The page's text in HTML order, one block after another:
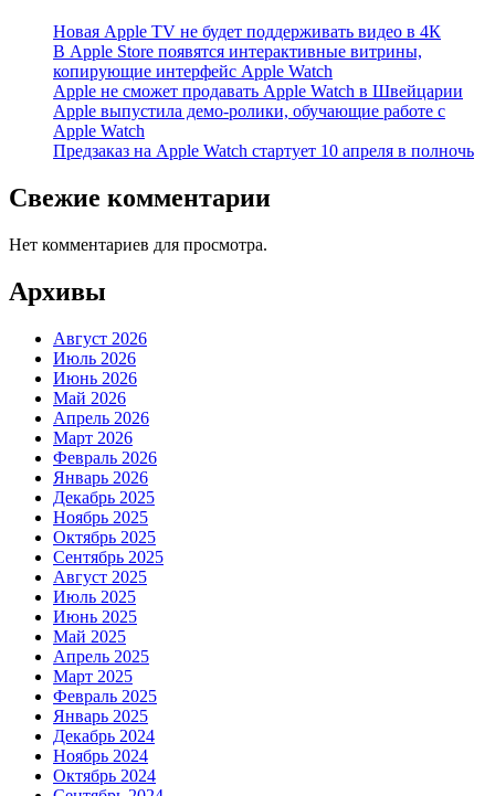
Новая Apple TV не будет поддерживать видео в 4К
В Apple Store появятся интерактивные витрины,
копирующие интерфейс Apple Watch
Apple не сможет продавать Apple Watch в Швейцарии
Apple выпустила демо-ролики, обучающие работе с
Apple Watch
Предзаказ на Apple Watch стартует 10 апреля в полночь
Свежие комментарии
Нет комментариев для просмотра.
Архивы
Август 2026
Июль 2026
Июнь 2026
Май 2026
Апрель 2026
Март 2026
Февраль 2026
Январь 2026
Декабрь 2025
Ноябрь 2025
Октябрь 2025
Сентябрь 2025
Август 2025
Июль 2025
Июнь 2025
Май 2025
Апрель 2025
Март 2025
Февраль 2025
Январь 2025
Декабрь 2024
Ноябрь 2024
Октябрь 2024